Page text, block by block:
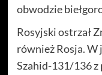
obwodzie
Rosyjski ostrzał
również Rosja. W
Szahid-131/136 z